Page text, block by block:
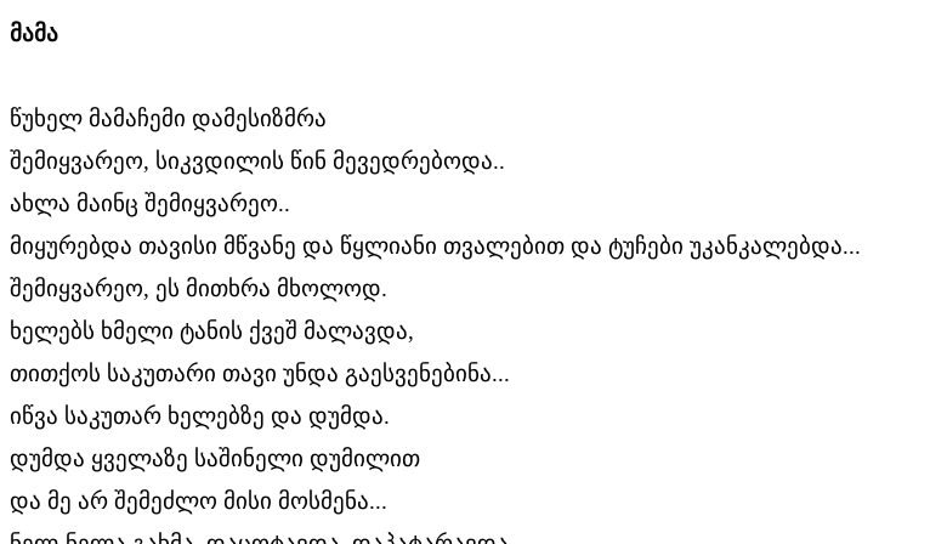
მამა
წუხელ მამაჩემი დამესიზმრა
შემიყვარეო, სიკვდილის წინ მევედრებოდა..
ახლა მაინც შემიყვარეო..
მიყურებდა თავისი მწვანე და წყლიანი თვალებით და ტუჩები უკანკალებდა...
შემიყვარეო, ეს მითხრა მხოლოდ.
ხელებს ხმელი ტანის ქვეშ მალავდა,
თითქოს საკუთარი თავი უნდა გაესვენებინა...
იწვა საკუთარ ხელებზე და დუმდა.
დუმდა ყველაზე საშინელი დუმილით
და მე არ შემეძლო მისი მოსმენა...